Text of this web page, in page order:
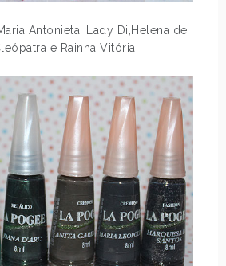
Antonieta, Lady Di,Helena de
e Rainha Vitória